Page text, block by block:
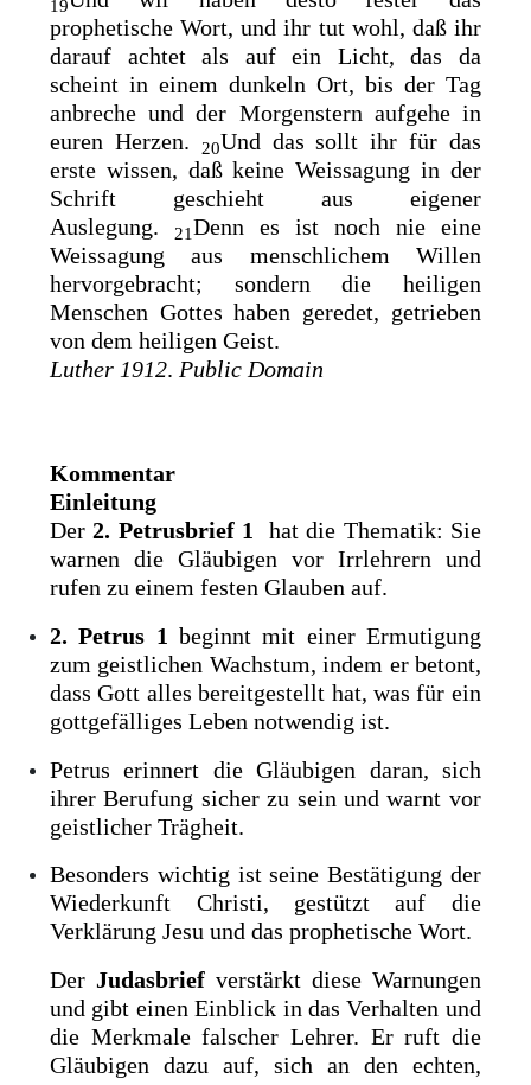
19
prophetische Wort, und ihr tut wohl, daß ihr
darauf achtet als auf ein Licht, das da
scheint in einem dunkeln Ort, bis der Tag
anbreche und der Morgenstern aufgehe in
euren Herzen.
20Und das sollt ihr für das
erste wissen, daß keine Weissagung in der
Schrift geschieht aus eigener
Auslegung.
21Denn es ist noch nie eine
Weissagung aus menschlichem Willen
hervorgebracht; sondern die heiligen
Menschen Gottes haben geredet, getrieben
von dem heiligen Geist.
Luther 1912. Public Domain
Kommentar
Einleitung
Der2. Petrusbrief 1
hat die Thematik: Sie
warnen die Gläubigen vor Irrlehrern und
rufen zu einem festen Glauben auf.
2. Petrus 1 beginnt mit einer Ermutigung
zum geistlichen Wachstum, indem er betont,
dass Gott alles bereitgestellt hat, was für ein
gottgefälliges Leben notwendig ist.
Petrus erinnert die Gläubigen daran, sich
ihrer Berufung sicher zu sein und warnt vor
geistlicher Trägheit.
Besonders wichtig ist seine Bestätigung der
Wiederkunft Christi, gestützt auf die
Verklärung Jesu und das prophetische Wort.
DerJudasbrief verstärkt diese Warnungen
und gibt einen Einblick in das Verhalten und
die Merkmale falscher Lehrer. Er ruft die
Gläubigen dazu auf, sich an den echten,